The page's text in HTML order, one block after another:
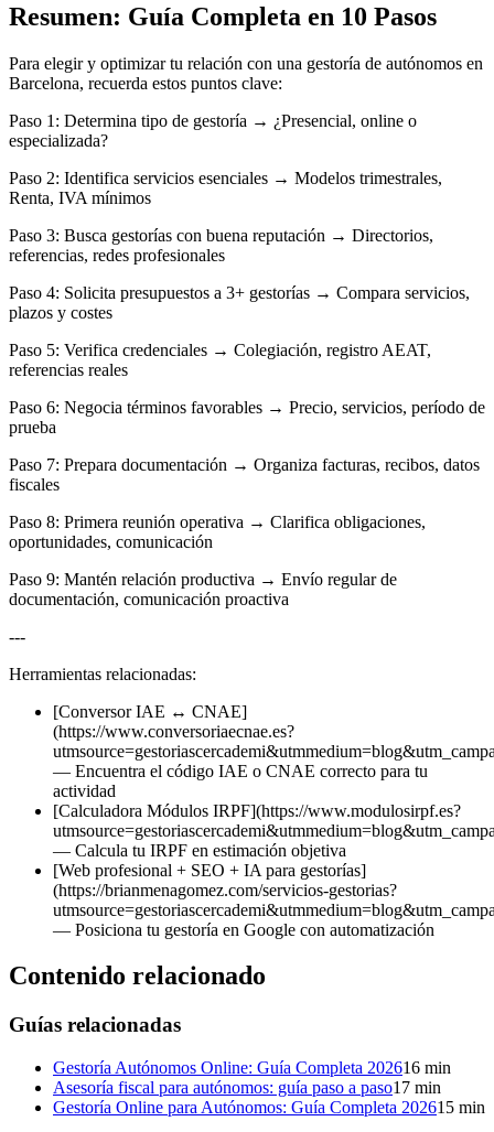
Resumen: Guía Completa en 10 Pasos
Para elegir y optimizar tu relación con una gestoría de autónomos en
Barcelona, recuerda estos puntos clave:
Paso 1: Determina tipo de gestoría → ¿Presencial, online o
especializada?
Paso 2: Identifica servicios esenciales → Modelos trimestrales,
Renta, IVA mínimos
Paso 3: Busca gestorías con buena reputación → Directorios,
referencias, redes profesionales
Paso 4: Solicita presupuestos a 3+ gestorías → Compara servicios,
plazos y costes
Paso 5: Verifica credenciales → Colegiación, registro AEAT,
referencias reales
Paso 6: Negocia términos favorables → Precio, servicios, período de
prueba
Paso 7: Prepara documentación → Organiza facturas, recibos, datos
fiscales
Paso 8: Primera reunión operativa → Clarifica obligaciones,
oportunidades, comunicación
Paso 9: Mantén relación productiva → Envío regular de
documentación, comunicación proactiva
---
Herramientas relacionadas:
[Conversor IAE ↔ CNAE]
(https://www.conversoriaecnae.es?
— Encuentra el código IAE o CNAE correcto para tu
actividad
[Calculadora Módulos IRPF](https://www.modulosirpf.es?
— Calcula tu IRPF en estimación objetiva
[Web profesional + SEO + IA para gestorías]
(https://brianmenagomez.com/servicios-gestorias?
— Posiciona tu gestoría en Google con automatización
Contenido relacionado
Guías relacionadas
Gestoría Autónomos Online: Guía Completa 202616 min
Asesoría fiscal para autónomos: guía paso a paso17 min
Gestoría Online para Autónomos: Guía Completa 202615 min